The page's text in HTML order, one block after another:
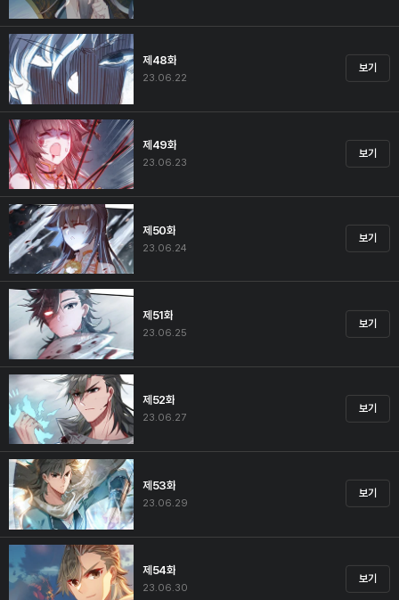
제48화
23.06.22
보기
제49화
23.06.23
보기
제50화
23.06.24
보기
제51화
23.06.25
보기
제52화
23.06.27
보기
제53화
23.06.29
보기
제54화
23.06.30
보기